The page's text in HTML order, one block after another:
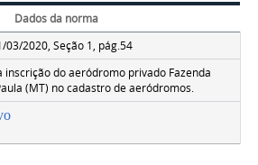
Dados da norma
03/2020, Seção 1, pág.54
inscrição do aeródromo privado Fazenda
(MT) no cadastro de aeródromos.